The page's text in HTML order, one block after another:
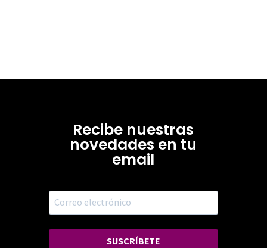
Recibe nuestras
novedades en tu
email
SUSCRÍBETE